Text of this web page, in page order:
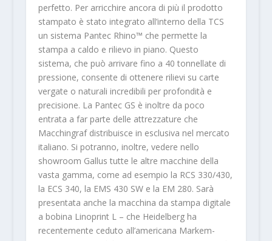
perfetto. Per arricchire ancora di più il prodotto
stampato è stato integrato all’interno della TCS
un sistema Pantec Rhino™ che permette la
stampa a caldo e rilievo in piano. Questo
sistema, che può arrivare fino a 40 tonnellate di
pressione, consente di ottenere rilievi su carte
vergate o naturali incredibili per profondità e
precisione. La Pantec GS è inoltre da poco
entrata a far parte delle attrezzature che
Macchingraf distribuisce in esclusiva nel mercato
italiano. Si potranno, inoltre, vedere nello
showroom Gallus tutte le altre macchine della
vasta gamma, come ad esempio la RCS 330/430,
la ECS 340, la EMS 430 SW e la EM 280. Sarà
presentata anche la macchina da stampa digitale
a bobina Linoprint L – che Heidelberg ha
recentemente ceduto all’americana Markem-